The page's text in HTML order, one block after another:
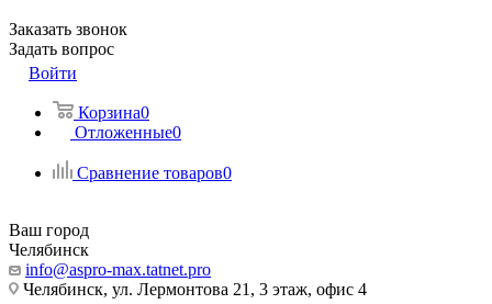
Заказать звонок
Задать вопрос
Войти
Корзина0
Отложенные0
Сравнение товаров0
Ваш город
Челябинск
info@aspro-max.tatnet.pro
Челябинск, ул. Лермонтова 21, 3 этаж, офис 4